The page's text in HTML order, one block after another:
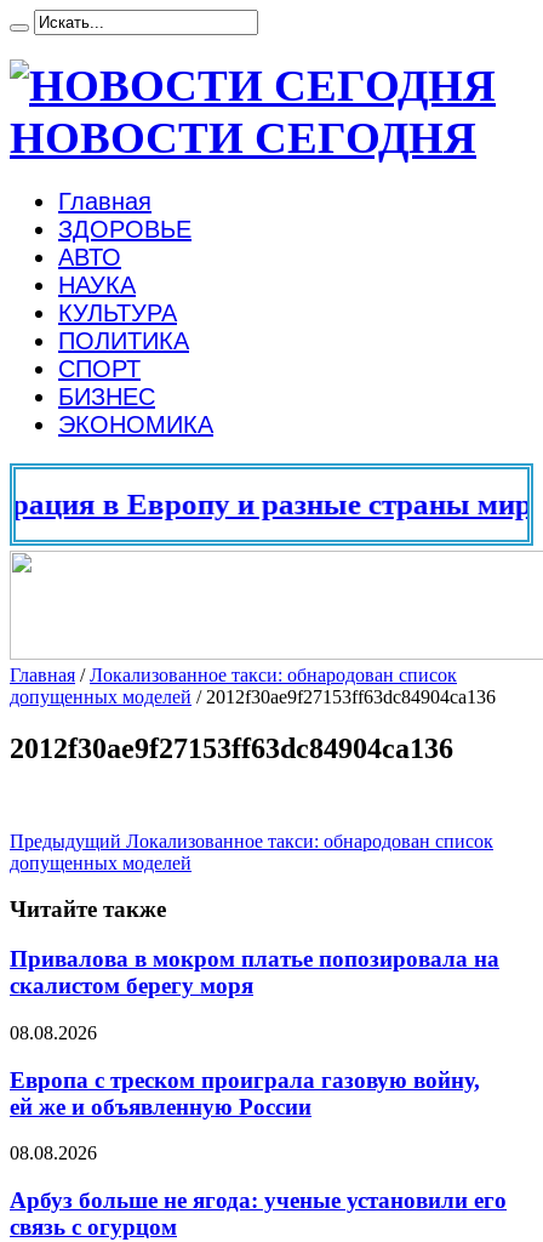
НОВОСТИ СЕГОДНЯ
Главная
ЗДОРОВЬЕ
АВТО
НАУКА
КУЛЬТУРА
ПОЛИТИКА
СПОРТ
БИЗНЕС
ЭКОНОМИКА
в Европу и разные страны мира
Главная /Локализованное такси: обнародован список
допущенных моделей / 2012f30ae9f27153ff63dc84904ca136
2012f30ae9f27153ff63dc84904ca136
Предыдущий Локализованное такси: обнародован список
допущенных моделей
Читайте также
Привалова в мокром платье попозировала на
скалистом берегу моря
08.08.2026
Европа с треском проиграла газовую войну,
ей же и объявленную России
08.08.2026
Арбуз больше не ягода: ученые установили его
связь с огурцом